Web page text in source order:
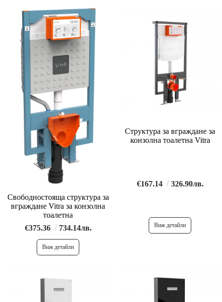
Свободностояща структура за
вграждане Vitra за конзолна
тоалетна
€375.36
734.14лв.
Виж детайли
Структура за вграждане за
конзолна тоалетна Vitra
€167.14 326.90лв.
Виж детайли